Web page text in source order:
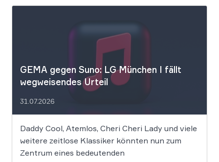
GEMA gegen Suno: LG München I fällt
wegweisendes Urteil
31.07.2026
Daddy Cool, Atemlos, Cheri Cheri Lady und viele
weitere zeitlose Klassiker könnten nun zum
Zentrum eines bedeutenden